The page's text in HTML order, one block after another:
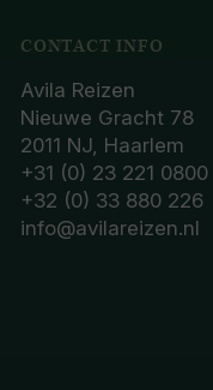
CONTACT INFO
Avila Reizen
Nieuwe Gracht 78
2011 NJ, Haarlem
+31 (0) 23 221 0800
+32 (0) 33 880 226
info@avilareizen.nl